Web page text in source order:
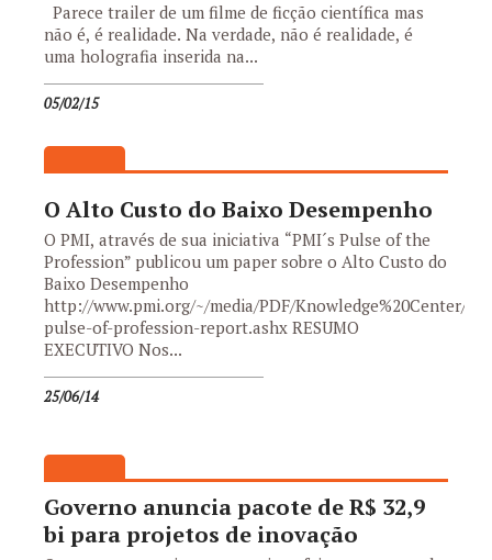
Parece trailer de um filme de ficção científica mas
não é, é realidade. Na verdade, não é realidade, é
uma holografia inserida na...
05/02/15
O Alto Custo do Baixo Desempenho
O PMI, através de sua iniciativa “PMI´s Pulse of the
Profession” publicou um paper sobre o Alto Custo do
Baixo Desempenho
http://www.pmi.org/~/media/PDF/Knowledge%20Center/
pulse-of-profession-report.ashx RESUMO
EXECUTIVO Nos...
25/06/14
Governo anuncia pacote de R$ 32,9
bi para projetos de inovação